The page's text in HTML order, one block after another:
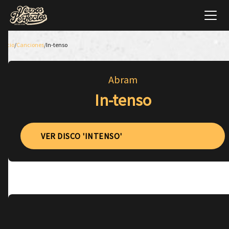
Inicio/Canciones/In-tenso
Abram
In-tenso
VER DISCO 'INTENSO'